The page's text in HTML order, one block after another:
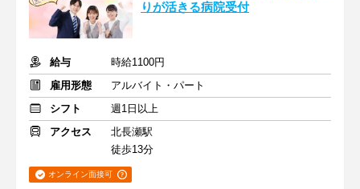
りが活きる病院受付
給与
時給1100円
雇用形態
アルバイト・パート
シフト
週1日以上
アクセス
北長瀬駅
徒歩13分
オンライン面接可